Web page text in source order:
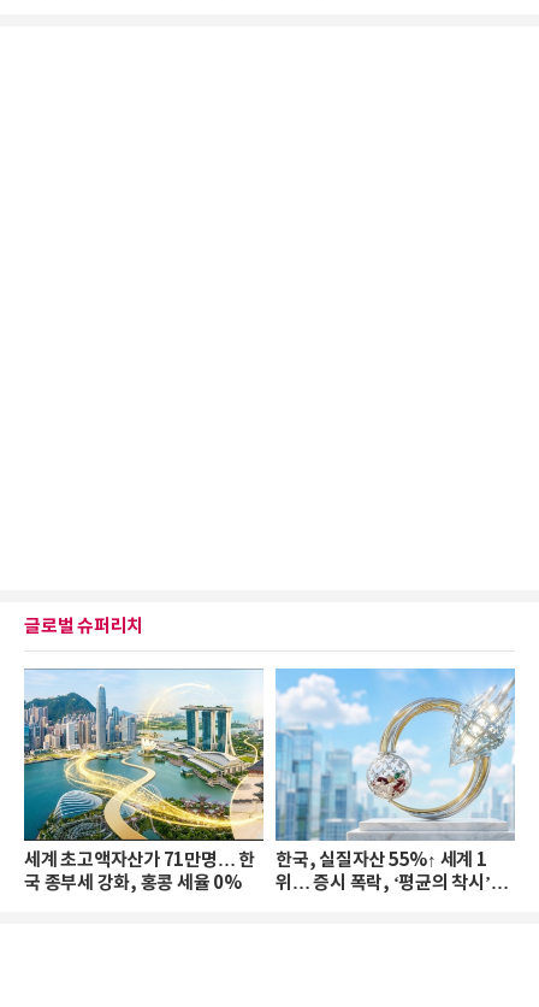
글로벌 슈퍼리치
세계 초고액자산가 71만명… 한
국 종부세 강화, 홍콩 세율 0%
한국, 실질자산 55%↑ 세계 1
위… 증시 폭락, ‘평균의 착시’와